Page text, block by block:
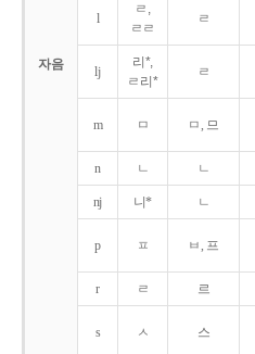
자음
l
ㄹ,
ㄹㄹ
ㄹ
lj
리*,
ㄹ리*
ㄹ
m ㅁ ㅁ, 므
n ㄴ ㄴ
nj 니* ㄴ
p ㅍ ㅂ, 프
r ㄹ 르
s ㅅ 스